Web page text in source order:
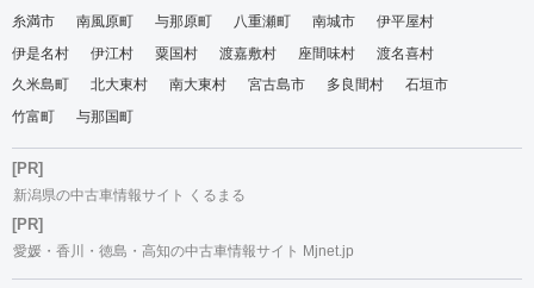
糸満市
南風原町 与那原町 八重瀬町 南城市
伊平屋村
伊是名村
伊江村 粟国村 渡嘉敷村 座間味村
渡名喜村
久米島町
北大東村 南大東村 宮古島市 多良間村
石垣市
竹富町
与那国町
[PR]
新潟県の中古車情報サイト くるまる
[PR]
愛媛・香川・徳島・高知の中古車情報サイト Mjnet.jp